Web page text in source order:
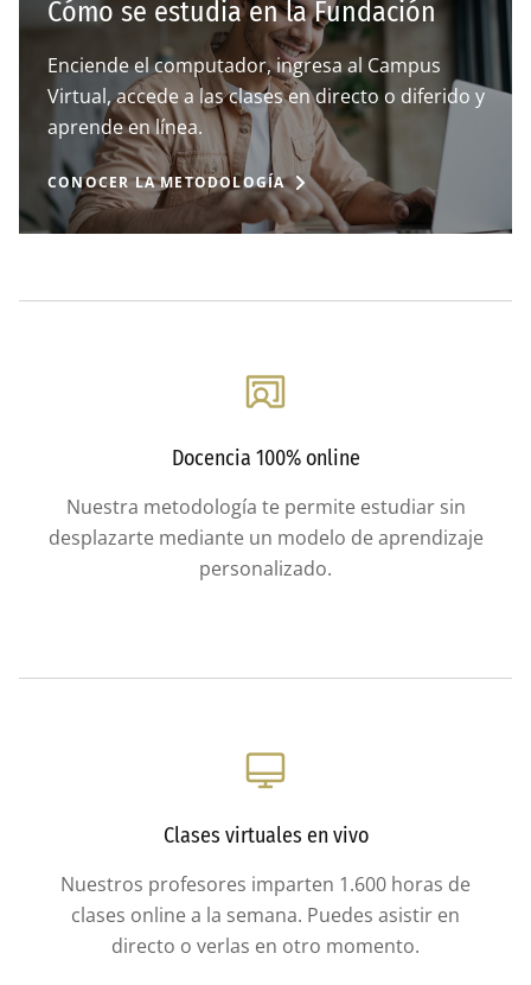
Cómo se estudia en la Fundación
Enciende el computador, ingresa al Campus
Virtual, accede a las clases en directo o diferido y
aprende en línea.
CONOCER LA METODOLOGÍA
Docencia 100% online
Nuestra metodología te permite estudiar sin
desplazarte mediante un modelo de aprendizaje
personalizado.
Clases virtuales en vivo
Nuestros profesores imparten 1.600 horas de
clases online a la semana. Puedes asistir en
directo o verlas en otro momento.